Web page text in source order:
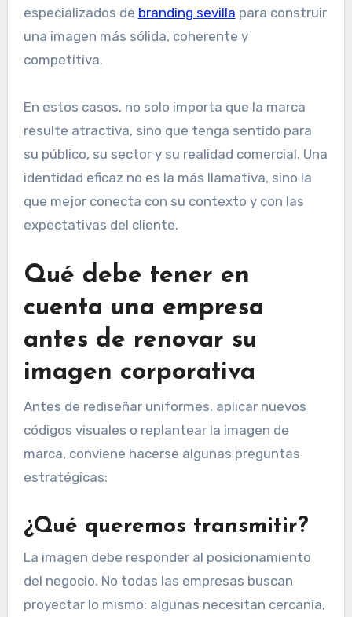
especializados de branding sevilla para construir
una imagen más sólida, coherente y
competitiva.
En estos casos, no solo importa que la marca
resulte atractiva, sino que tenga sentido para
su público, su sector y su realidad comercial. Una
identidad eficaz no es la más llamativa, sino la
que mejor conecta con su contexto y con las
expectativas del cliente.
Qué debe tener en
cuenta una empresa
antes de renovar su
imagen corporativa
Antes de rediseñar uniformes, aplicar nuevos
códigos visuales o replantear la imagen de
marca, conviene hacerse algunas preguntas
estratégicas:
¿Qué queremos transmitir?
La imagen debe responder al posicionamiento
del negocio. No todas las empresas buscan
proyectar lo mismo: algunas necesitan cercanía,